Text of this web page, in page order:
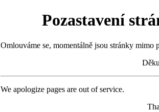
Pozastavení
Omlouváme se, momentálně jsou stránky mimo
We apologize pages are out of service.